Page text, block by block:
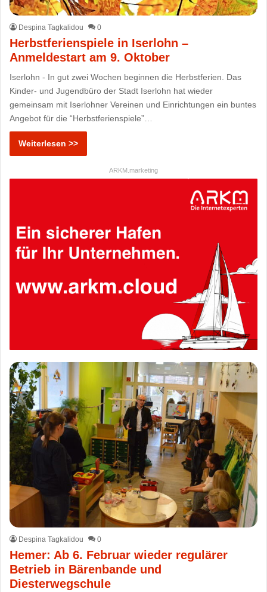
Despina Tagkalidou 0
Herbstferienspiele in Iserlohn –
Anmeldestart am 9. Oktober
Iserlohn - In gut zwei Wochen beginnen die Herbstferien. Das
Kinder- und Jugendbüro der Stadt Iserlohn hat wieder
gemeinsam mit Iserlohner Vereinen und Einrichtungen ein buntes
Angebot für die “Herbstferienspiele”…
Weiterlesen >>
ARKM.marketing
Despina Tagkalidou 0
Hemer: Ab 6. Februar wieder regulärer
Betrieb in Bärenbande und
Diesterwegschule